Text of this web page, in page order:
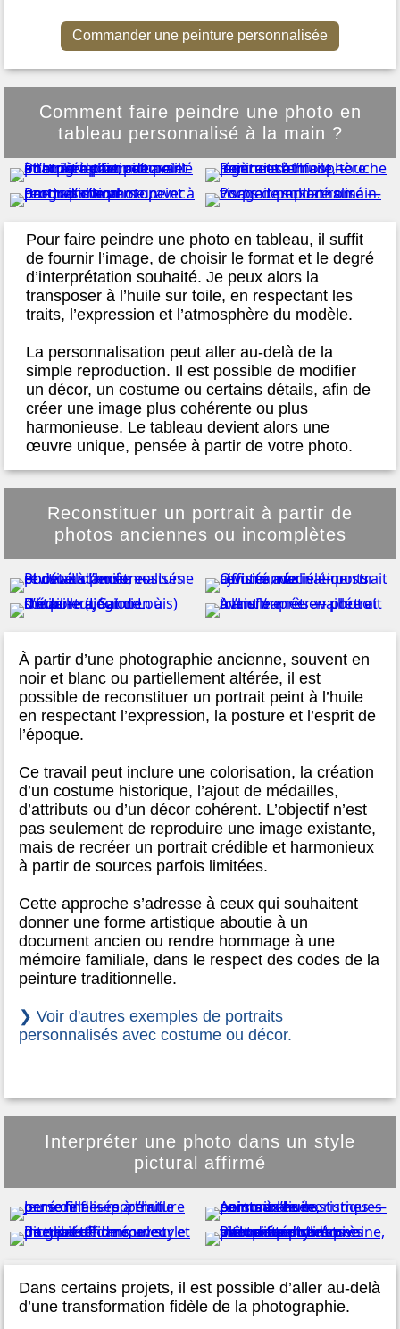
Commander une peinture personnalisée
Comment faire peindre une photo en
tableau personnalisé à la main ?
Pour faire peindre une photo en tableau, il suffit
de fournir l’image, de choisir le format et le degré
d’interprétation souhaité. Je peux alors la
transposer à l’huile sur toile, en respectant les
traits, l’expression et l’atmosphère du modèle.
La personnalisation peut aller au-delà de la
simple reproduction. Il est possible de modifier
un décor, un costume ou certains détails, afin de
créer une image plus cohérente ou plus
harmonieuse. Le tableau devient alors une
œuvre unique, pensée à partir de votre photo.
Reconstituer un portrait à partir de
photos anciennes ou incomplètes
À partir d’une photographie ancienne, souvent en
noir et blanc ou partiellement altérée, il est
possible de reconstituer un portrait peint à l’huile
en respectant l’expression, la posture et l’esprit de
l’époque.
Ce travail peut inclure une colorisation, la création
d’un costume historique, l’ajout de médailles,
d’attributs ou d’un décor cohérent. L’objectif n’est
pas seulement de reproduire une image existante,
mais de recréer un portrait crédible et harmonieux
à partir de sources parfois limitées.
Cette approche s’adresse à ceux qui souhaitent
donner une forme artistique aboutie à un
document ancien ou rendre hommage à une
mémoire familiale, dans le respect des codes de la
peinture traditionnelle.
❯ Voir d'autres exemples de portraits
personnalisés avec costume ou décor.
Interpréter une photo dans un style
pictural affirmé
Dans certains projets, il est possible d’aller au-delà
d’une transformation fidèle de la photographie.